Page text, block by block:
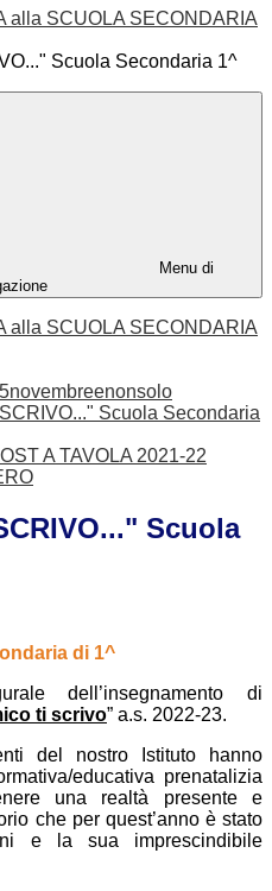
alla SCUOLA SECONDARIA
Scuola Secondaria 1^
Menu di
alla SCUOLA SECONDARIA
Scuola Secondaria
A TAVOLA 2021-22
Scuola
di 1^
dell’insegnamento di
ti scrivo” a.s. 2022-23.
del nostro Istituto hanno
educativa prenatalizia
una realtà presente e
che per quest’anno è stato
e la sua imprescindibile